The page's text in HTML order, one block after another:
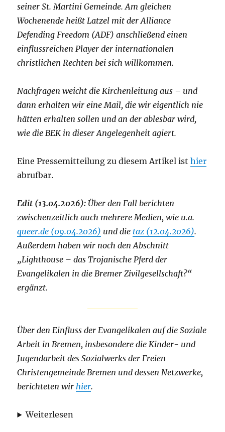
seiner St. Martini Gemeinde. Am gleichen
Wochenende heißt Latzel mit der Alliance
Defending Freedom (ADF) anschließend einen
einflussreichen Player der internationalen
christlichen Rechten bei sich willkommen.
Nachfragen weicht die Kirchenleitung aus – und
dann erhalten wir eine Mail, die wir eigentlich nie
hätten erhalten sollen und an der ablesbar wird,
wie die BEK in dieser Angelegenheit agiert.
Eine Pressemitteilung zu diesem Artikel isthier
abrufbar.
Edit (13.04.2026): Über den Fall berichten
zwischenzeitlich auch mehrere Medien, wie u.a.
queer.de (09.04.2026) und die taz (12.04.2026).
Außerdem haben wir noch den Abschnitt
„Lighthouse – das Trojanische Pferd der
Evangelikalen in die Bremer Zivilgesellschaft?“
ergänzt.
Über den Einfluss der Evangelikalen auf die Soziale
Arbeit in Bremen, insbesondere die Kinder- und
Jugendarbeit des Sozialwerks der Freien
Christengemeinde Bremen und dessen Netzwerke,
berichteten wirhier.
Weiterlesen